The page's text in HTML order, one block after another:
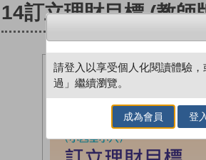
14訂立理財目標 (教師
請登入以享受個人化閱讀體驗，
過」繼續瀏覽。
成為會員 登入